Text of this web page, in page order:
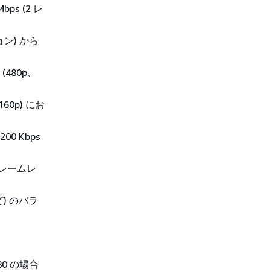
(2 レ
ン) から
、
にお
Kbps
ームレ
のバラ
の場合